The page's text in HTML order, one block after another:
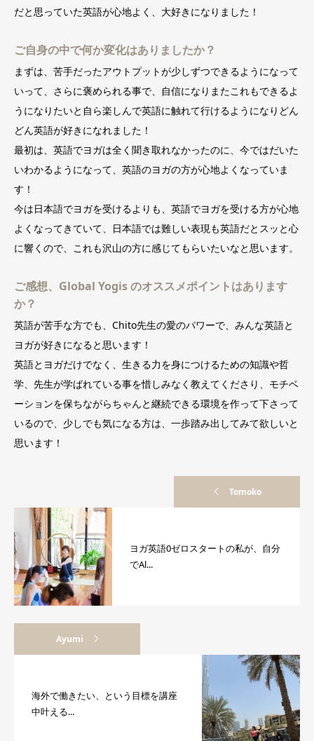
だと思っていた英語が心地よく、大好きになりました！
ご自身の中で何か変化はありましたか？
まずは、苦手だったアウトプットが少しずつできるようになって
いって、さらに褒められる事で、自信になりまたこれもできるよ
うになりたいと自ら楽しんで英語に触れて行けるようになりどん
どん英語が好きになれました！
最初は、英語でヨガは全く聞き取れなかったのに、今ではだいた
いわかるようになって、英語のヨガの方が心地よくなっていま
す！
今は日本語でヨガを受けるよりも、英語でヨガを受ける方が心地
よくなってきていて、日本語では難しい表現も英語だとスッと心
に響くので、これも沢山の方に感じてもらいたいなと思います。
ご感想、Global Yogis のオススメポイントはあります
か？
英語が苦手な方でも、Chito先生の愛のパワーで、みんな英語と
ヨガが好きになると思います！
英語とヨガだけでなく、生きる力を身につけるための知識や哲
学、先生が学ばれている事を惜しみなく教えてくださり、モチベ
ーションを保ちながらちゃんと継続できる環境を作って下さって
いるので、少しでも気になる方は、一歩踏み出してみて欲しいと
思います！
Tomoko
ヨガ英語0ゼロスタートの私が、自分
でAl...
Ayumi
海外で働きたい、という目標を講座
中叶える...